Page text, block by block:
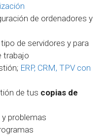
de ordenadores y
de servidores y para
trabajo
ERP, CRM, TPV con
de tus copias de
problemas